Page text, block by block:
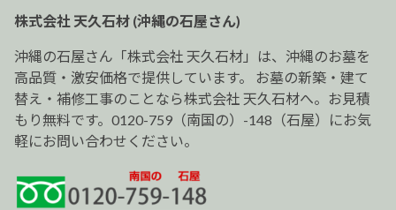
ー
シ
ョ
ン
株式会社 天久石材 (沖縄の石屋さん)
沖縄の石屋さん「株式会社 天久石材」は、沖縄のお墓を
高品質・激安価格で提供しています。 お墓の新築・建て
替え・補修工事のことなら株式会社 天久石材へ。お見積
もり無料です。0120-759（南国の）-148（石屋）にお気
軽にお問い合わせください。